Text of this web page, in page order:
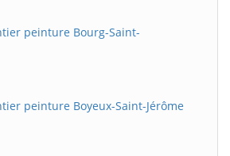
peinture Bourg-Saint-
peinture Boyeux-Saint-Jérôme